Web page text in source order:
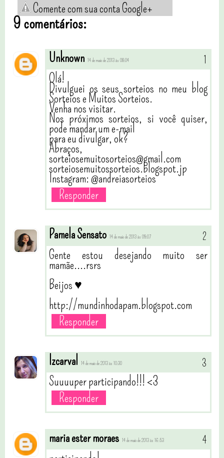
Comente com sua conta Google+
9 comentários:
Unknown 14 de maio de 2013 às 08:04
Olá!
Divulguei os seus sorteios no meu blog
Sorteios e Muitos Sorteios.
Venha nos visitar.
Nos próximos sorteios, si você quiser,
pode mandar um e-mail
para eu divulgar, ok?
Abraços,
sorteiosemuitosorteios@gmail.com
sorteiosemuitossorteios.blogspot.jp
Instagram: @andreiasorteios
Responder
Pamela Sensato 14 de maio de 2013 às 09:07
Gente estou desejando muito ser
mamãe....rsrs
Beijos ♥
http://mundinhodapam.blogspot.com
Responder
lzcarval 14 de maio de 2013 às 10:30
Suuuuper participando!!! <3
Responder
maria ester moraes 14 de maio de 2013 às 16:53